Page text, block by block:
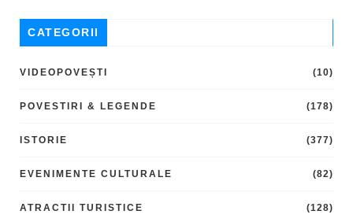
CATEGORII
VIDEOPOVEȘTI (10)
POVESTIRI & LEGENDE (178)
ISTORIE (377)
EVENIMENTE CULTURALE (82)
ATRACTII TURISTICE (128)